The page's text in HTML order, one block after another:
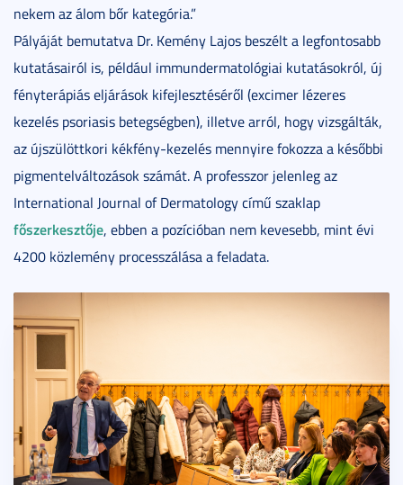
nekem az álom bőr kategória.”
Pályáját bemutatva Dr. Kemény Lajos beszélt a legfontosabb
kutatásairól is, például immundermatológiai kutatásokról, új
fényterápiás eljárások kifejlesztéséről (excimer lézeres
kezelés psoriasis betegségben), illetve arról, hogy vizsgálták,
az újszülöttkori kékfény-kezelés mennyire fokozza a későbbi
pigmentelváltozások számát. A professzor jelenleg az
International Journal of Dermatology című szaklap
főszerkesztője, ebben a pozícióban nem kevesebb, mint évi
4200 közlemény processzálása a feladata.